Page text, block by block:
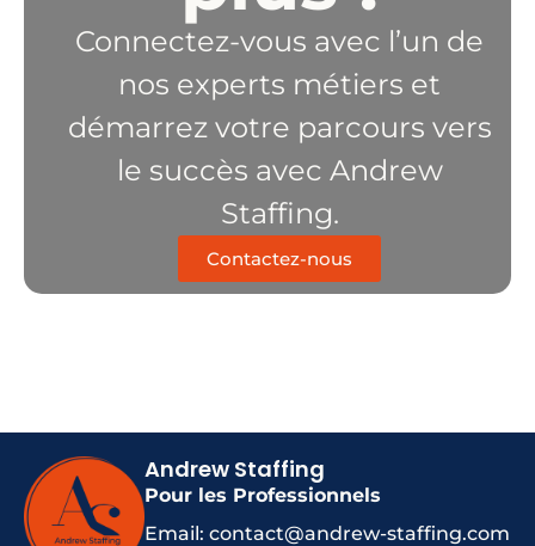
Connectez-vous avec l’un de
nos experts métiers et
démarrez votre parcours vers
le succès avec Andrew
Staffing.
Contactez-nous
Andrew Staffing
Pour les Professionnels
Email: contact@andrew-staffing.com